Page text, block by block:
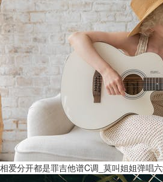
相爱分开都是罪吉他谱C调_莫叫姐姐弹唱